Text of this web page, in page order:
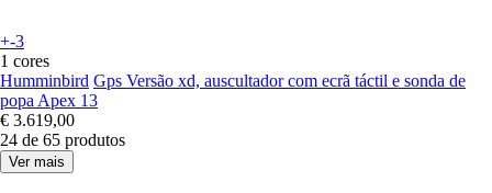
+-3
1 cores
Humminbird Gps Versão xd, auscultador com ecrã táctil e sonda de
popa Apex 13
€ 3.619,00
24 de 65 produtos
Ver mais